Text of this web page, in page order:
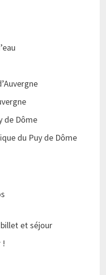
de Dôme
du Puy de Dôme
et séjour
!